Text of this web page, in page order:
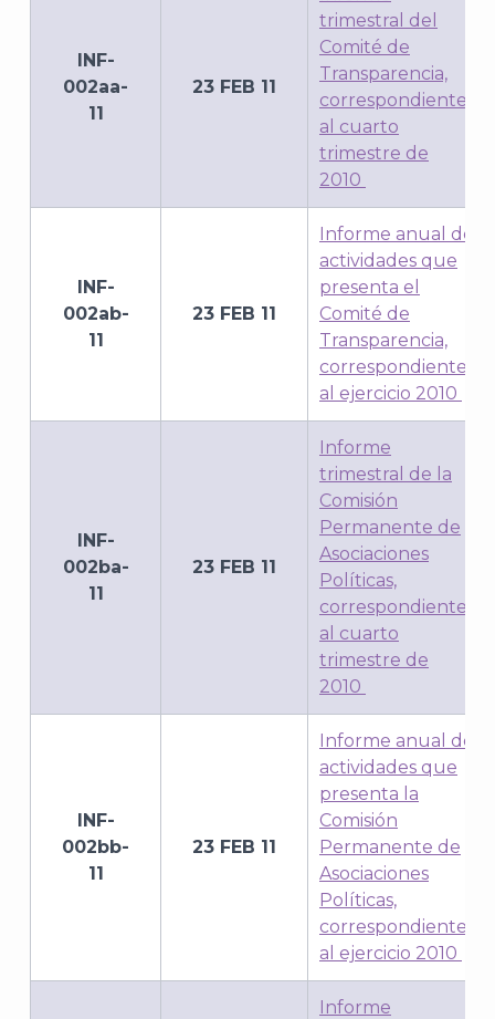
INF-
002aa-
11
23 FEB 11
trimestral del
Comité de
Transparencia,
correspondiente
al cuarto
trimestre de
2010
INF-
002ab-
11
23 FEB 11
Informe anual de
actividades que
presenta el
Comité de
Transparencia,
correspondiente
al ejercicio 2010
INF-
002ba-
11
23 FEB 11
Informe
trimestral de la
Comisión
Permanente de
Asociaciones
Políticas,
correspondiente
al cuarto
trimestre de
2010
INF-
002bb-
11
23 FEB 11
Informe anual de
actividades que
presenta la
Comisión
Permanente de
Asociaciones
Políticas,
correspondiente
al ejercicio 2010
Informe